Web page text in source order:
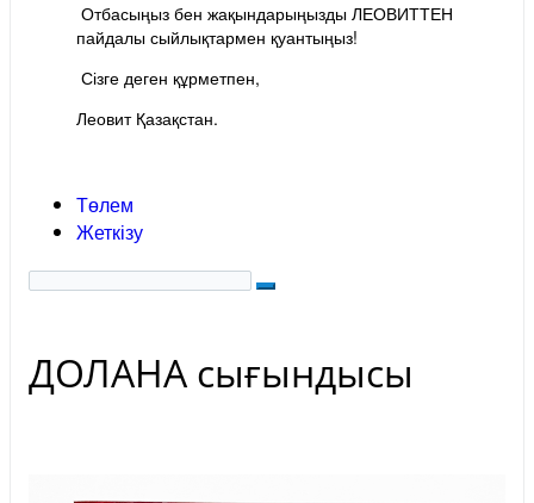
Отбасыңыз бен жақындарыңызды ЛЕОВИТТЕН
пайдалы сыйлықтармен қуантыңыз!
Сізге деген құрметпен,
Леовит Қазақстан.
Төлем
Жеткізу
ДОЛАНА сығындысы